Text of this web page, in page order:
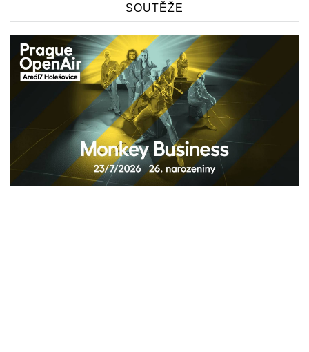
SOUTĚŽE